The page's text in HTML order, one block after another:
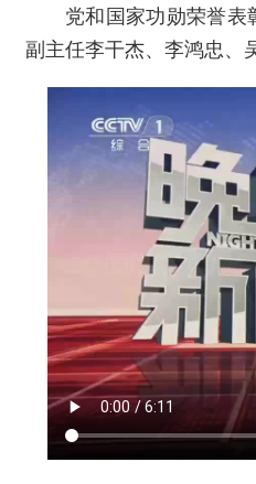
党和国家功勋荣誉表
副主任李干杰、李鸿忠、